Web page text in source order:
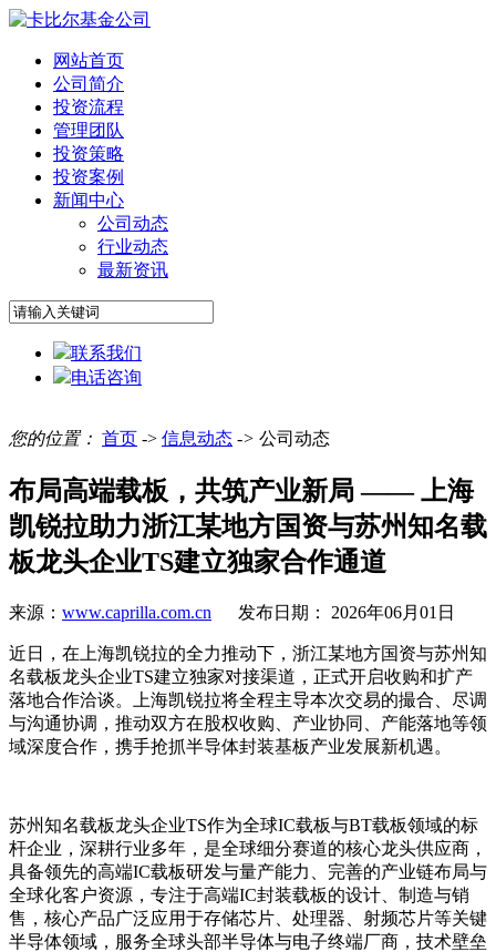
网站首页
公司简介
投资流程
管理团队
投资策略
投资案例
新闻中心
公司动态
行业动态
最新资讯
联系我们
电话咨询
您的位置： 首页 -> 信息动态 -> 公司动态
布局高端载板，共筑产业新局 —— 上海
凯锐拉助力浙江某地方国资与苏州知名载
板龙头企业TS建立独家合作通道
来源： www.caprilla.com.cn 发布日期： 2026年06月01日
近日，在上海凯锐拉的全力推动下，浙江某地方国资与苏州知
名载板龙头企业TS建立独家对接渠道，正式开启收购和扩产
落地合作洽谈。上海凯锐拉将全程主导本次交易的撮合、尽调
与沟通协调，推动双方在股权收购、产业协同、产能落地等领
域深度合作，携手抢抓半导体封装基板产业发展新机遇。
苏州知名载板龙头企业TS作为全球IC载板与BT载板领域的标
杆企业，深耕行业多年，是全球细分赛道的核心龙头供应商，
具备领先的高端IC载板研发与量产能力、完善的产业链布局与
全球化客户资源，专注于高端IC封装载板的设计、制造与销
售，核心产品广泛应用于存储芯片、处理器、射频芯片等关键
半导体领域，服务全球头部半导体与电子终端厂商，技术壁垒